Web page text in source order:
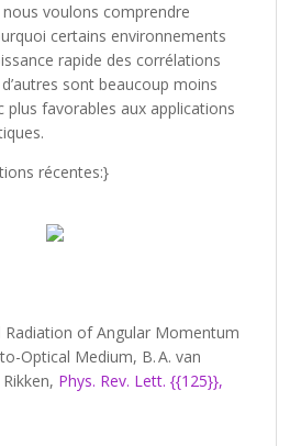
voulons comprendre
certains environnements
rapide des corrélations
sont beaucoup moins
plus favorables aux applications
récentes:}
Radiation of Angular Momentum
Optical Medium, B. A. van
Rikken, Phys. Rev. Lett. {{125}},